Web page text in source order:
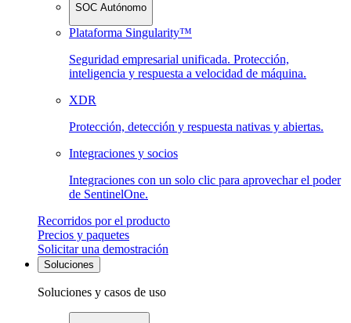
SOC Autónomo
Plataforma Singularity™
Seguridad empresarial unificada. Protección,
inteligencia y respuesta a velocidad de máquina.
XDR
Protección, detección y respuesta nativas y abiertas.
Integraciones y socios
Integraciones con un solo clic para aprovechar el poder
de SentinelOne.
Recorridos por el producto
Precios y paquetes
Solicitar una demostración
Soluciones
Soluciones y casos de uso